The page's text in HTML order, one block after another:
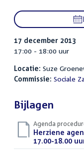
17 december 2013
17:00 - 18:00 uur
Locatie: Suze
Commissie: Sociale
Bijlagen
Agenda
Download
bestand:
Herziene
17.00-18.00